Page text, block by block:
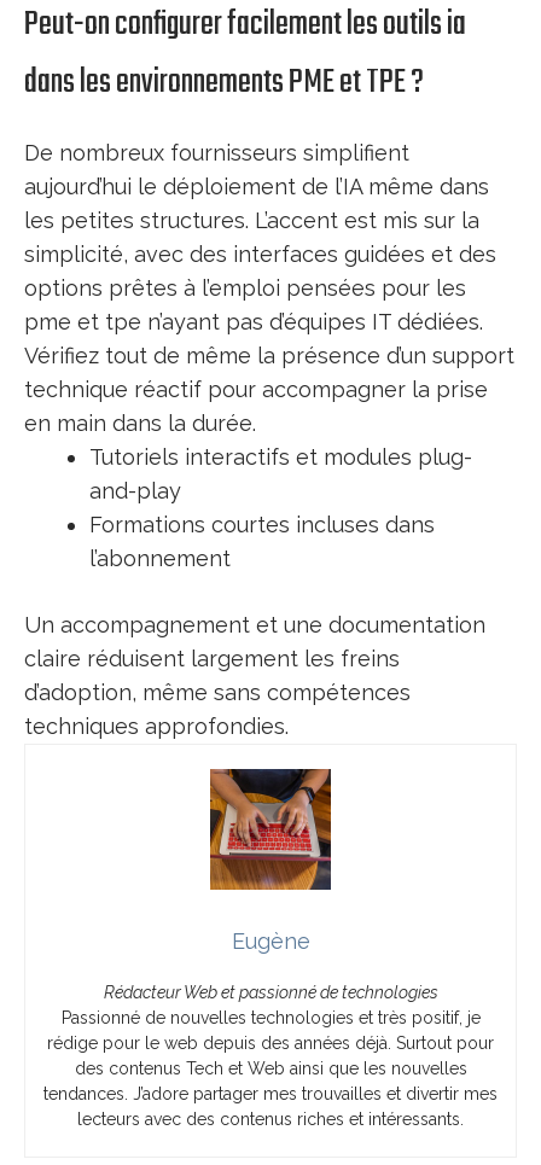
Peut-on configurer facilement les outils ia
dans les environnements PME et TPE ?
De nombreux fournisseurs simplifient
aujourd’hui le déploiement de l’IA même dans
les petites structures. L’accent est mis sur la
simplicité, avec des interfaces guidées et des
options prêtes à l’emploi pensées pour les
pme et tpe n’ayant pas d’équipes IT dédiées.
Vérifiez tout de même la présence d’un support
technique réactif pour accompagner la prise
en main dans la durée.
Tutoriels interactifs et modules plug-
and-play
Formations courtes incluses dans
l’abonnement
Un accompagnement et une documentation
claire réduisent largement les freins
d’adoption, même sans compétences
techniques approfondies.
Eugène
Rédacteur Web et passionné de technologies
Passionné de nouvelles technologies et très positif, je
rédige pour le web depuis des années déjà. Surtout pour
des contenus Tech et Web ainsi que les nouvelles
tendances. J’adore partager mes trouvailles et divertir mes
lecteurs avec des contenus riches et intéressants.